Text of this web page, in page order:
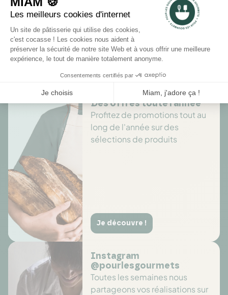
Il n'y a pas encore d'avis pour ce produit.
Des offres toute l’année
Profitez de promotions tout au
long de l'année sur des
sélections de produits
Je découvre !
Instagram
@pourlesgourmets
Toutes les semaines nous
partageons vos réalisations sur